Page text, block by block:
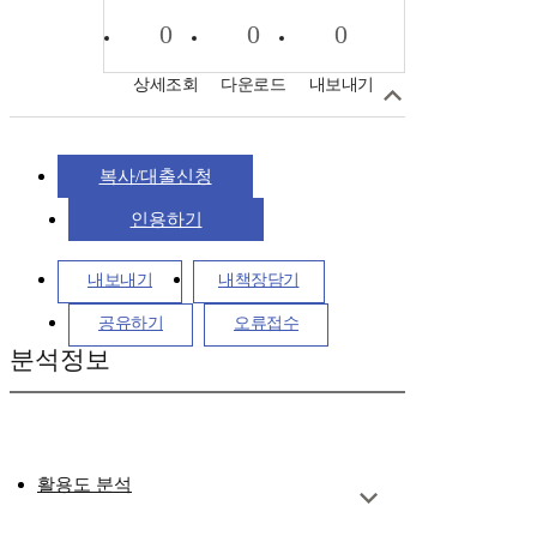
0
상세조회
0
다운로드
0
내보내기
복사/대출신청
인용하기
내보내기 내책장담기
공유하기 오류접수
분석정보
활용도 분석